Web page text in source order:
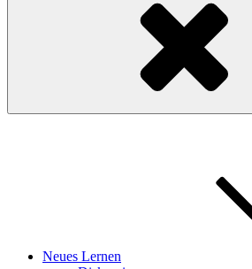
Neues Lernen